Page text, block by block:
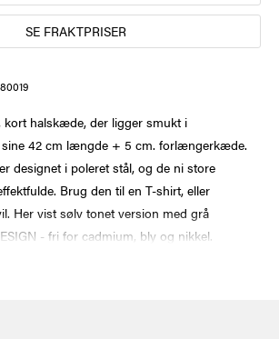
SE FRAKTPRISER
kort halskæde, der ligger smukt i
sine 42 cm længde + 5 cm. forlængerkæde.
designet i poleret stål, og de ni store
Brug den til en T-shirt, eller
Her vist sølv tonet version med grå
- fri for cadmium, bly og nikkel.